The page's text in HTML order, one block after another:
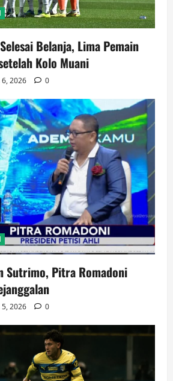
Belanja, Lima Pemain
Kolo Muani
2026 0
Sutrimo, Pitra Romadoni
2026 0